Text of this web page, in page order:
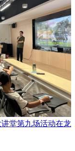
堂第九场活动在龙